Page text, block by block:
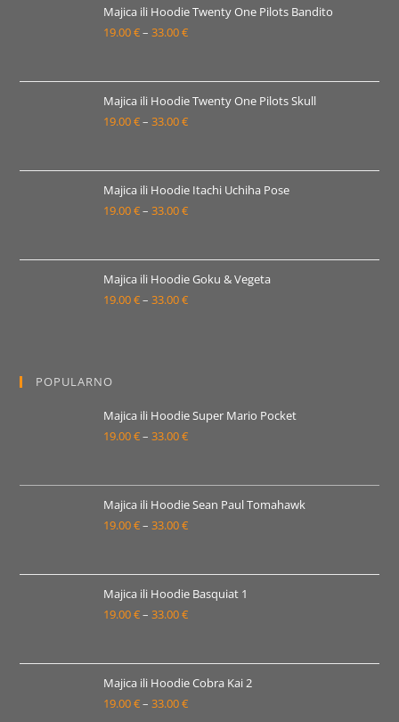
19.00 €
do
Majica ili Hoodie Twenty One Pilots Bandito
19.00€– 33.00€Raspon
od
19.00 €
do
Majica ili Hoodie Twenty One Pilots Skull
19.00€– 33.00€Raspon
od
19.00 €
do
Majica ili Hoodie Itachi Uchiha Pose
19.00€– 33.00€Raspon
od
19.00 €
do
Majica ili Hoodie Goku & Vegeta
19.00€– 33.00€Raspon
33.00 €
POPULARNO
Majica ili Hoodie Super Mario Pocket
19.00€– 33.00€Raspon
od
19.00 €
do
Majica ili Hoodie Sean Paul Tomahawk
19.00€– 33.00€Raspon
od
19.00 €
do
Majica ili Hoodie Basquiat 1
19.00€– 33.00€Raspon
od
19.00 €
do
Majica ili Hoodie Cobra Kai 2
19.00€– 33.00€Raspon